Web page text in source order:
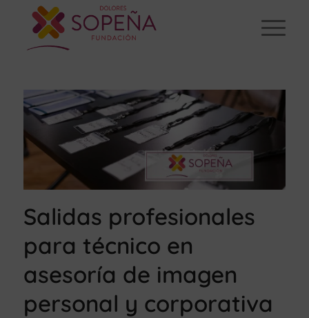
Salidas profesionales
para técnico en
asesoría de imagen
personal y corporativa